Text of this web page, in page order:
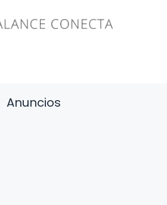
Anuncios